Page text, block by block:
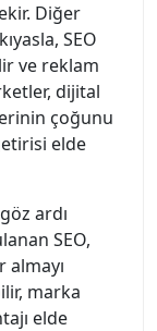
Diğer
SEO
ve reklam
dijital
çoğunu
elde
ardı
SEO,
almayı
marka
elde